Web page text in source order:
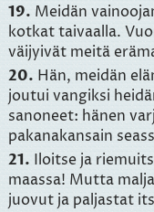
19. Meidän
kotkat taivaalla.
väijyivät meitä
20. Hän, meidän
joutui vangiksi
sanoneet: hänen
pakanakansain
21. Iloitse ja
maassa! Mutta
juovut ja paljastat